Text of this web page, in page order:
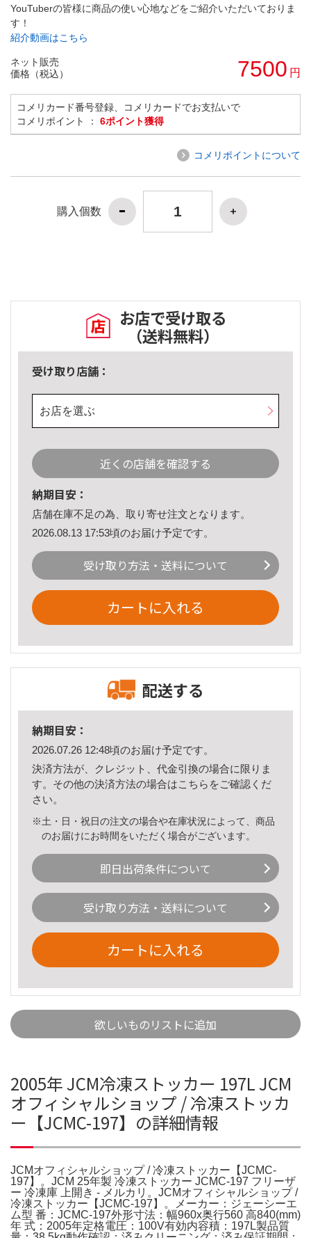
YouTuberの皆様に商品の使い心地などをご紹介いただいておりま
す！
紹介動画はこちら
ネット販売
価格（税込）
7500 円
コメリカード番号登録、コメリカードでお支払いで
コメリポイント ： 6ポイント獲得
コメリポイントについて
購入個数
お店で受け取る
（送料無料）
受け取り店舗：
お店を選ぶ
近くの店舗を確認する
納期目安：
店舗在庫不足の為、取り寄せ注文となります。
2026.08.13 17:53頃のお届け予定です。
受け取り方法・送料について
カートに入れる
配送する
納期目安：
2026.07.26 12:48頃のお届け予定です。
決済方法が、クレジット、代金引換の場合に限りま
す。その他の決済方法の場合はこちら をご確認くだ
さい。
※土・日・祝日の注文の場合や在庫状況によって、商品
のお届けにお時間をいただく場合がございます。
即日出荷条件について
受け取り方法・送料について
カートに入れる
欲しいものリストに追加
2005年 JCM冷凍ストッカー 197L JCM
オフィシャルショップ / 冷凍ストッカ
ー【JCMC-197】の詳細情報
JCMオフィシャルショップ / 冷凍ストッカー【JCMC-
197】。JCM 25年製 冷凍ストッカー JCMC-197 フリーザ
ー 冷凍庫 上開き - メルカリ。JCMオフィシャルショップ /
冷凍ストッカー【JCMC-197】。メーカー：ジェーシーエ
ム型 番：JCMC-197外形寸法：幅960x奥行560 高840(mm)
年 式：2005年定格電圧：100V有効内容積：197L製品質